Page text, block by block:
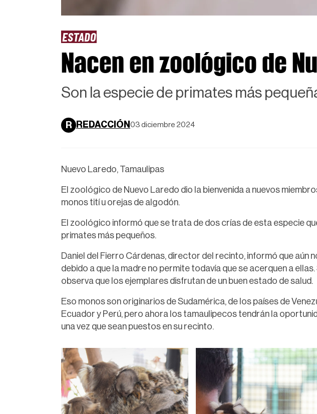
ESTADO
Nacen en zoológico de
Son la especie de primates más
R REDACCIÓN 03 diciembre 2024
Nuevo Laredo, Tamaulipas
El zoológico de Nuevo Laredo dio la bienvenida a nuevos
monos tití u orejas de algodón.
El zoológico informó que se trata de dos crías de esta especie
primates más pequeños.
Daniel del Fierro Cárdenas, director del recinto, informó que aún
debido a que la madre no permite todavía que se acerquen a
observa que los ejemplares disfrutan de un buen estado de salud.
Eso monos son originarios de Sudamérica, de los países de
Ecuador y Perú, pero ahora los tamaulipecos tendrán la
una vez que sean puestos en su recinto.